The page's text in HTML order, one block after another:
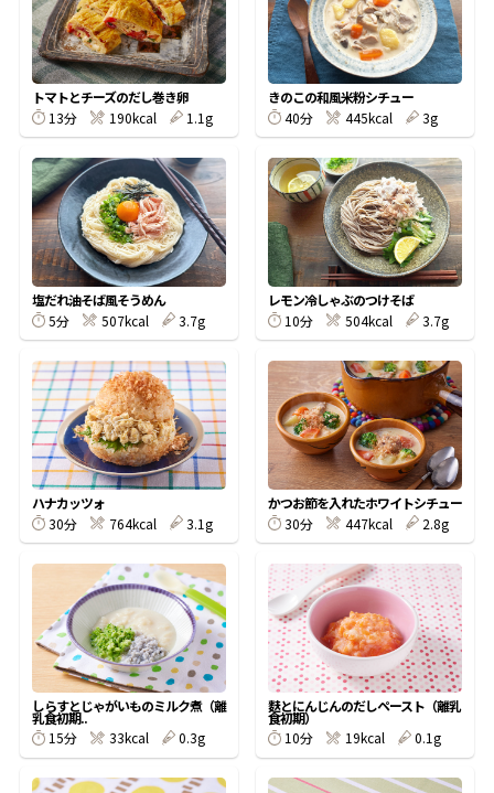
新鮮一番 『氷熟®』
『踊り節』
鰹節屋の
だしパック
だし粉
かつおだしが決め手！簡単茶碗蒸し
トマトとチーズのだし巻き卵
13分
190kcal 1.1g
きのこの和風米粉シチュー
40分
445kcal 3g
塩だれ油そば風そうめん
5分
507kcal 3.7g
レモン冷しゃぶのつけそば
10分
504kcal 3.7g
ハナカッツォ
30分
764kcal 3.1g
かつお節を入れたホワイトシチュー
30分
447kcal 2.8g
しらすとじゃがいものミルク煮（離
乳食初期..
15分
33kcal 0.3g
麩とにんじんのだしペースト（離乳
食初期）
10分
19kcal 0.1g